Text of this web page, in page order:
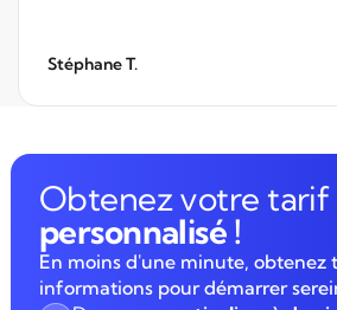
Stéphane T.
Obtenez votre tarif
personnalisé !
En moins d'une minute, obtenez
informations pour démarrer